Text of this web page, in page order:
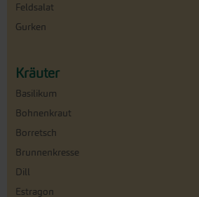
Feldsalat
Gurken
Kräuter
Basilikum
Bohnenkraut
Borretsch
Brunnenkresse
Dill
Estragon